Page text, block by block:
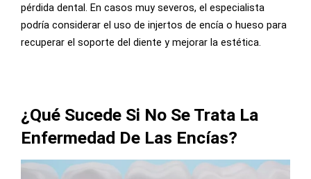
pérdida dental. En casos muy severos, el especialista
podría considerar el uso de injertos de encía o hueso para
recuperar el soporte del diente y mejorar la estética.
¿Qué Sucede Si No Se Trata La
Enfermedad De Las Encías?